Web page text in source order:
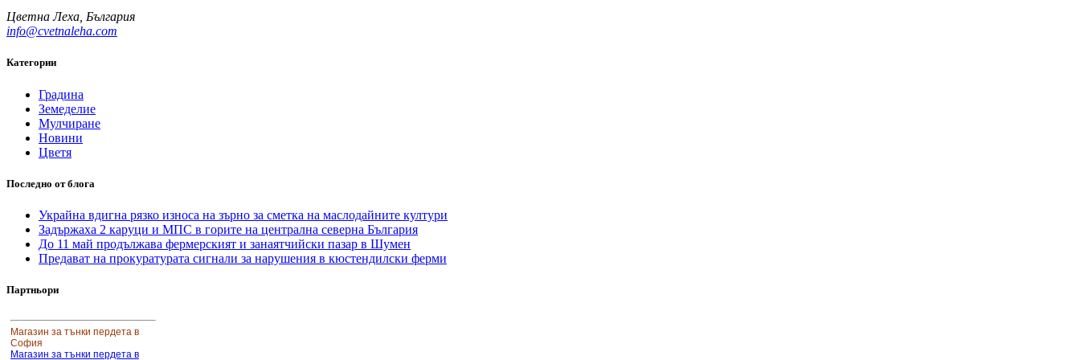
Цветна Леха, България
info@cvetnaleha.com
Категории
Градина
Земеделие
Мулчиране
Новини
Цветя
Последно от блога
Украйна вдигна рязко износа на зърно за сметка на маслодайните култури
Задържаха 2 каруци и МПС в горите на централна северна България
До 11 май продължава фермерският и занаятчийски пазар в Шумен
Предават на прокуратурата сигнали за нарушения в кюстендилски ферми
Партньори
Каталог Вижте
Вижте Качествени Климатици
Цветен мулч
Магазин за тънки пердета в
София
Магазин за тънки пердета в
София